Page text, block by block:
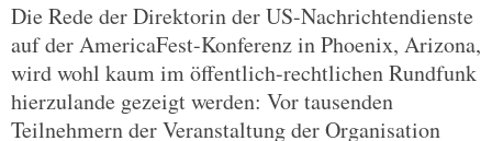
Die Rede der Direktorin der US-Nachrichtendienste
auf der AmericaFest-Konferenz in Phoenix, Arizona,
wird wohl kaum im öffentlich-rechtlichen Rundfunk
hierzulande gezeigt werden: Vor tausenden
Teilnehmern der Veranstaltung der Organisation